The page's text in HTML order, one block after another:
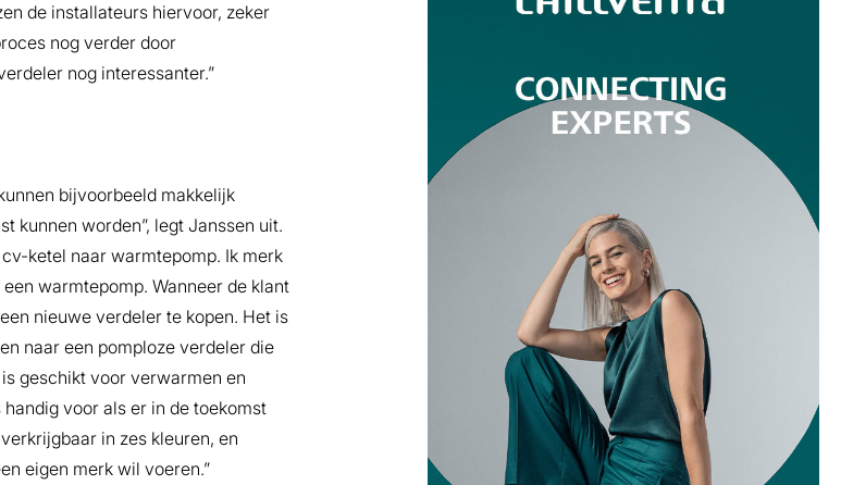
de installateurs hiervoor, zeker
nog verder door
nog interessanter.”
bijvoorbeeld makkelijk
kunnen worden”, legt Janssen uit.
ketel naar warmtepomp. Ik merk
warmtepomp. Wanneer de klant
nieuwe verdeler te kopen. Het is
naar een pomploze verdeler die
geschikt voor verwarmen en
voor als er in de toekomst
in zes kleuren, en
eigen merk wil voeren.”